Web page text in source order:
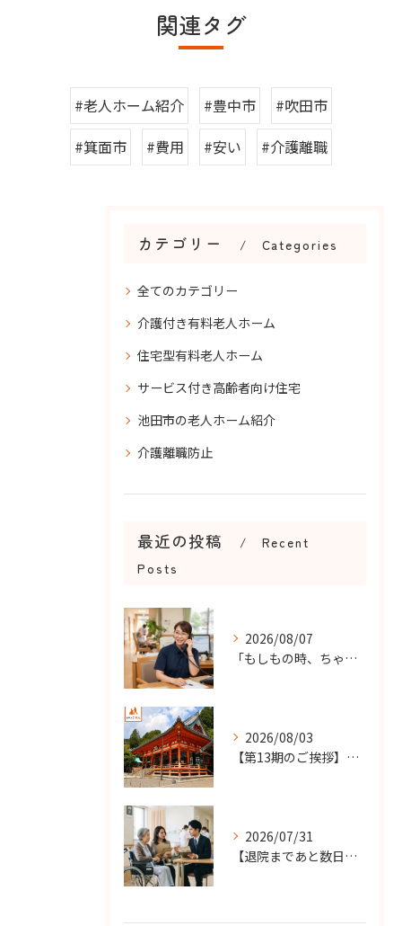
関連タグ
#老人ホーム紹介 #豊中市
#吹田市
#箕面市
#費用 #安い #介護離職
カテゴリー Categories
全てのカテゴリー
介護付き有料老人ホーム
住宅型有料老人ホーム
サービス付き高齢者向け住宅
池田市の老人ホーム紹介
介護離職防止
最近の投稿
Recent
Posts
2026/08/07
「もしもの時、ちゃんと知らせてもらえる？」
2026/08/03
【第13期のご挨拶】感謝を力に、さらなる挑戦の一年へ
2026/07/31
【退院まであと数日…】老人ホーム探しを急ぐケースで大切なこと...